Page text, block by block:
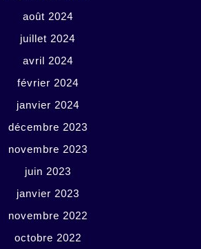
août 2024
juillet 2024
avril 2024
février 2024
janvier 2024
décembre 2023
novembre 2023
juin 2023
janvier 2023
novembre 2022
octobre 2022